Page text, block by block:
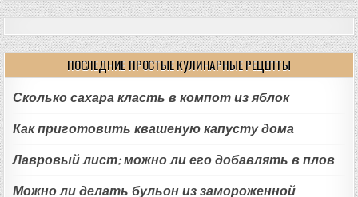
ПОСЛЕДНИЕ ПРОСТЫЕ КУЛИНАРНЫЕ РЕЦЕПТЫ
Сколько сахара класть в компот из яблок
Как приготовить квашеную капусту дома
Лавровый лист: можно ли его добавлять в плов
Можно ли делать бульон из замороженной